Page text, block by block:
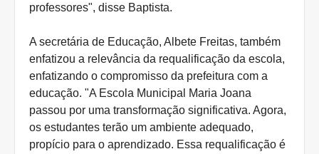
professores", disse Baptista.
A secretária de Educação, Albete Freitas, também
enfatizou a relevância da requalificação da escola,
enfatizando o compromisso da prefeitura com a
educação. "A Escola Municipal Maria Joana
passou por uma transformação significativa. Agora,
os estudantes terão um ambiente adequado,
propício para o aprendizado. Essa requalificação é